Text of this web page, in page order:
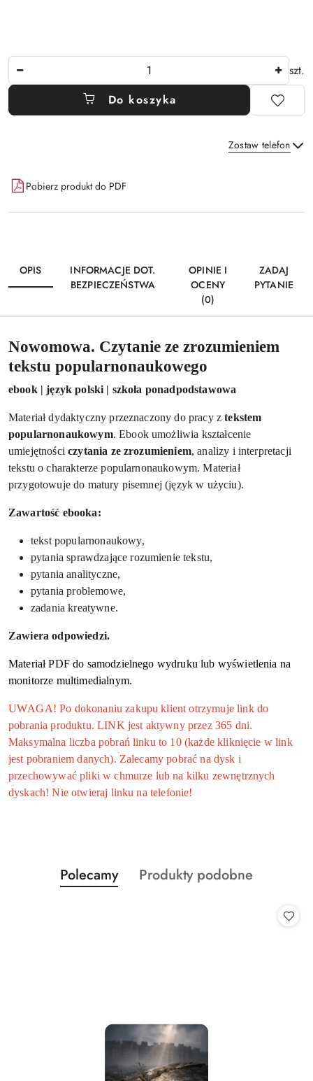
szt.
Do koszyka
Zostaw telefon
Dostępność
i
dostawa
Pobierz produkt do PDF
OPIS
INFORMACJE DOT.
BEZPIECZEŃSTWA
OPINIE I
OCENY
(0)
ZADAJ
PYTANIE
Nowomowa. Czytanie ze zrozumieniem
tekstu popularnonaukowego
ebook | język polski | szkoła ponadpodstawowa
Materiał dydaktyczny przeznaczony do pracy ztekstem
popularnonaukowym. Ebook umożliwia kształcenie
umiejętnościczytania ze zrozumieniem, analizy i interpretacji
tekstu o charakterze popularnonaukowym. Materiał
przygotowuje do matury pisemnej (język w użyciu).
Zawartość ebooka:
tekst popularnonaukowy,
pytania sprawdzające rozumienie tekstu,
pytania analityczne,
pytania problemowe,
zadania kreatywne.
Zawiera odpowiedzi.
Materiał PDF do samodzielnego wydruku lub wyświetlenia na
monitorze multimedialnym.
UWAGA! Po dokonaniu zakupu klient otrzymuje link do
pobrania produktu. LINK jest aktywny przez 365 dni.
Maksymalna liczba pobrań linku to 10 (każde kliknięcie w link
jest pobraniem danych). Zalecamy pobrać na dysk i
przechowywać pliki w chmurze lub na kilku zewnętrznych
dyskach! Nie otwieraj linku na telefonie!
Pomiń karuzelę produktów
Produkty
o
Polecamy
Produkty
Produkty podobne